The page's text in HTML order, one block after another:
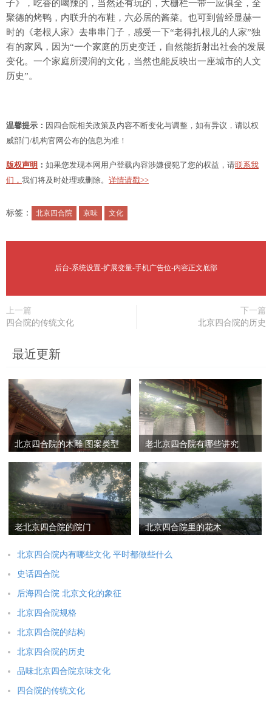
子》，吃香的喝辣的，当然还有玩的，大栅栏一带一应俱全，全
聚德的烤鸭，内联升的布鞋，六必居的酱菜。也可到曾经显赫一
时的《老根人家》去串串门子，感受一下“老得扎根儿的人家”独
有的家风，因为“一个家庭的历史变迁，自然能折射出社会的发展
变化。一个家庭所浸润的文化，当然也能反映出一座城市的人文
历史”。
温馨提示： 因四合院相关政策及内容不断变化与调整，如有异议，请以权
威部门/机构官网公布的信息为准！
版权声明 ： 如果您发现本网用户登载内容涉嫌侵犯了您的权益，请联系我
们， 我们将及时处理或删除。 详情请戳>>
标签： 北京四合院 京味 文化
后台-系统设置-扩展变量-手机广告位-内容正文底部
上一篇
四合院的传统文化
下一篇
北京四合院的历史
最近更新
北京四合院的木雕 图案类型 老北京四合院有哪些讲究
老北京四合院的院门 北京四合院里的花木
北京四合院内有哪些文化 平时都做些什么
史话四合院
后海四合院 北京文化的象征
北京四合院规格
北京四合院的结构
北京四合院的历史
品味北京四合院京味文化
四合院的传统文化